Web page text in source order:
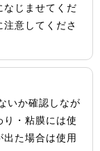
なじませてくだ
意してくださ
いか確認しなが
り・粘膜には使
出た場合は使用